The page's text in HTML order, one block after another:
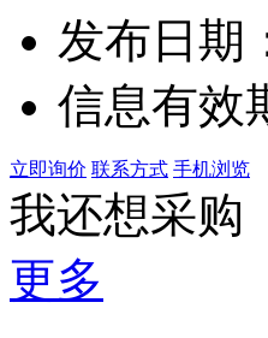
发布日期
信息有效
立即询价 联系方式 手机浏览
我还想采购
更多